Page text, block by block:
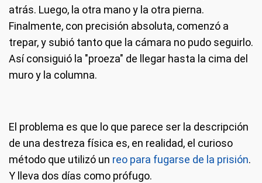
atrás. Luego, la otra mano y la otra pierna.
Finalmente, con precisión absoluta, comenzó a
trepar, y subió tanto que la cámara no pudo seguirlo.
Así consiguió la "proeza" de llegar hasta la cima del
muro y la columna.
El problema es que lo que parece ser la descripción
de una destreza física es, en realidad, el curioso
método que utilizó un reo para fugarse de la prisión.
Y lleva dos días como prófugo.